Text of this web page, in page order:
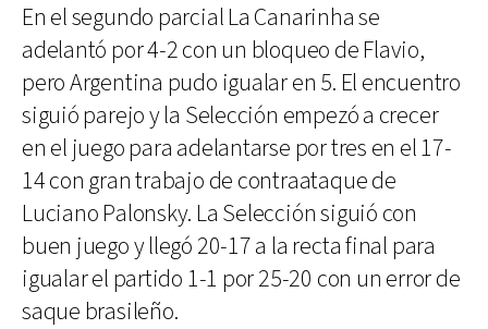
En el segundo parcial La Canarinha se
adelantó por 4-2 con un bloqueo de Flavio,
pero Argentina pudo igualar en 5. El encuentro
siguió parejo y la Selección empezó a crecer
en el juego para adelantarse por tres en el 17-
14 con gran trabajo de contraataque de
Luciano Palonsky. La Selección siguió con
buen juego y llegó 20-17 a la recta final para
igualar el partido 1-1 por 25-20 con un error de
saque brasileño.